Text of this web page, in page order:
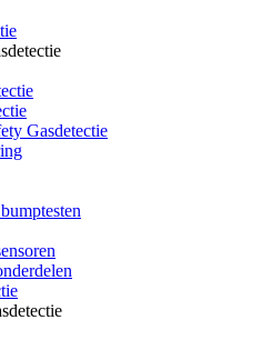
Gasdetectie